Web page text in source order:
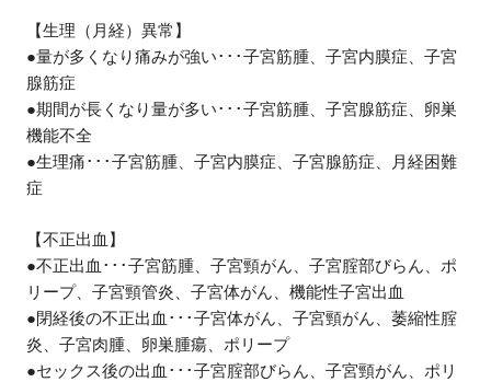
【生理（月経）異常】
●量が多くなり痛みが強い･･･子宮筋腫、子宮内膜症、子宮
腺筋症
●期間が長くなり量が多い･･･子宮筋腫、子宮腺筋症、卵巣
機能不全
●生理痛･･･子宮筋腫、子宮内膜症、子宮腺筋症、月経困難
症
【不正出血】
●不正出血･･･子宮筋腫、子宮頸がん、子宮腟部びらん、ポ
リープ、子宮頸管炎、子宮体がん、機能性子宮出血
●閉経後の不正出血･･･子宮体がん、子宮頸がん、萎縮性腟
炎、子宮肉腫、卵巣腫瘍、ポリープ
●セックス後の出血･･･子宮腟部びらん、子宮頸がん、ポリ